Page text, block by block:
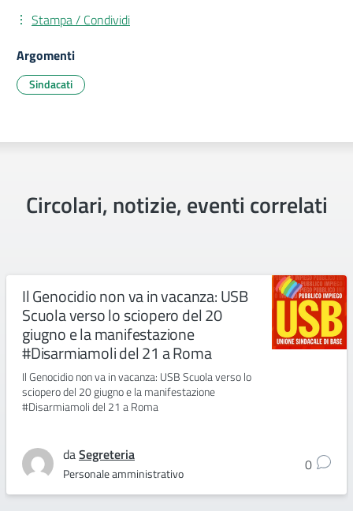
Stampa / Condividi
Argomenti
Sindacati
Circolari, notizie, eventi correlati
Il Genocidio non va in vacanza: USB
Scuola verso lo sciopero del 20
giugno e la manifestazione
#Disarmiamoli del 21 a Roma
Il Genocidio non va in vacanza: USB Scuola verso lo
sciopero del 20 giugno e la manifestazione
#Disarmiamoli del 21 a Roma
daSegreteria
Personale amministrativo 0